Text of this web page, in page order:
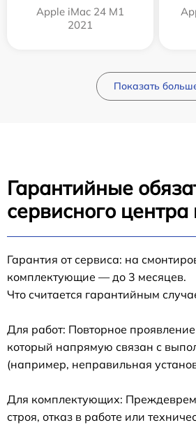
Apple iMac 24 M1
2021
Показать
Гарантийные
сервисного
Гарантия от сервиса: на
комплектующие — до 3 месяцев.
Что считается гарантийным
Для работ: Повторное
который напрямую связан с
(например, неправильная
Для комплектующих:
строя, отказ в работе или